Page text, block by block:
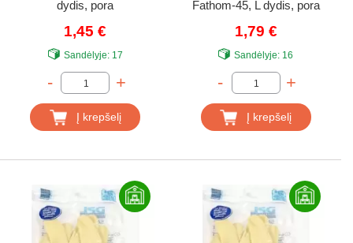
dydis, pora
1,45 €
Sandėlyje:17
- +
Į krepšelį
Fathom-45, L dydis, pora
1,79 €
Sandėlyje: 16
- +
Į krepšelį